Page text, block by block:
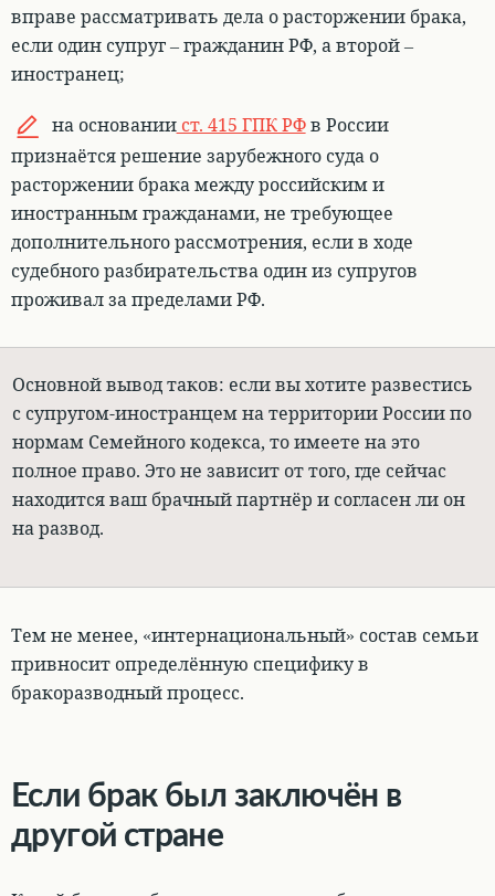
вправе рассматривать дела о расторжении брака,
если один супруг – гражданин РФ, а второй –
иностранец;
на основаниист. 415 ГПК РФв России
признаётся решение зарубежного суда о
расторжении брака между российским и
иностранным гражданами, не требующее
дополнительного рассмотрения, если в ходе
судебного разбирательства один из супругов
проживал за пределами РФ.
Основной вывод таков: если вы хотите развестись
с супругом-иностранцем на территории России по
нормам Семейного кодекса, то имеете на это
полное право. Это не зависит от того, где сейчас
находится ваш брачный партнёр и согласен ли он
на развод.
Тем не менее, «интернациональный» состав семьи
привносит определённую специфику в
бракоразводный процесс.
Если брак был заключён в
другой стране